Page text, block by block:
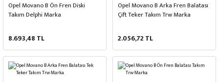
Opel Movano B Ön Fren Diski
Takım Delphi Marka
8.693,48 TL
Opel Movano B Arka Fren Balatası
Çift Teker Takım Trw Marka
2.056,72 TL